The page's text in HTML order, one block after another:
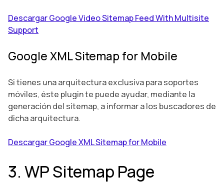
Descargar Google Video Sitemap Feed With Multisite
Support
Google XML Sitemap for Mobile
Si tienes una arquitectura exclusiva para soportes
móviles, éste plugin te puede ayudar, mediante la
generación del sitemap, a informar a los buscadores de
dicha arquitectura.
Descargar Google XML Sitemap for Mobile
3. WP Sitemap Page